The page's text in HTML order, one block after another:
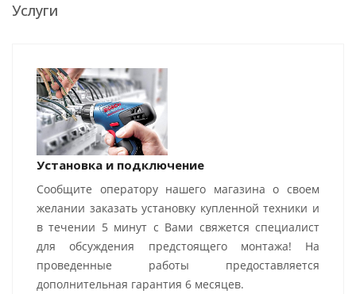
Услуги
Установка и подключение
Сообщите оператору нашего магазина о своем
желании заказать установку купленной техники и
в течении 5 минут с Вами свяжется специалист
для обсуждения предстоящего монтажа! На
проведенные работы предоставляется
дополнительная гарантия 6 месяцев.